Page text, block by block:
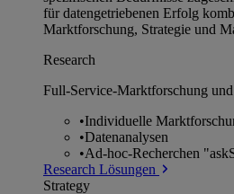
für datengetriebenen Erfolg
Marktforschung, Strategie und
Research
Full-Service-Marktforschung
•Individuelle
•Datenanalysen
•Ad-hoc-Recherchen
Research Lösungen
Strategy